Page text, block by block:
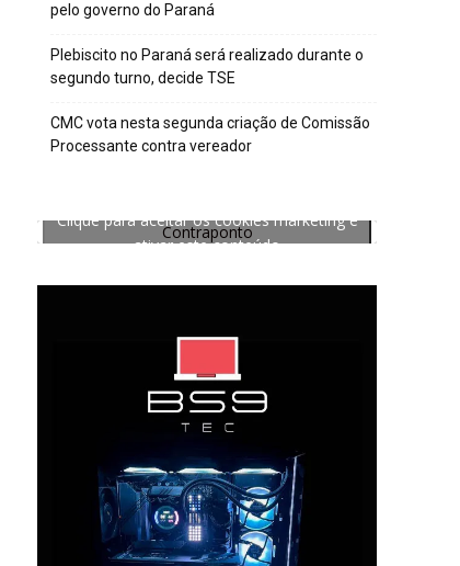
pelo governo do Paraná
Plebiscito no Paraná será realizado durante o
segundo turno, decide TSE
CMC vota nesta segunda criação de Comissão
Processante contra vereador
Contraponto
Clique para aceitar os cookies marketing e
ativar este conteúdo